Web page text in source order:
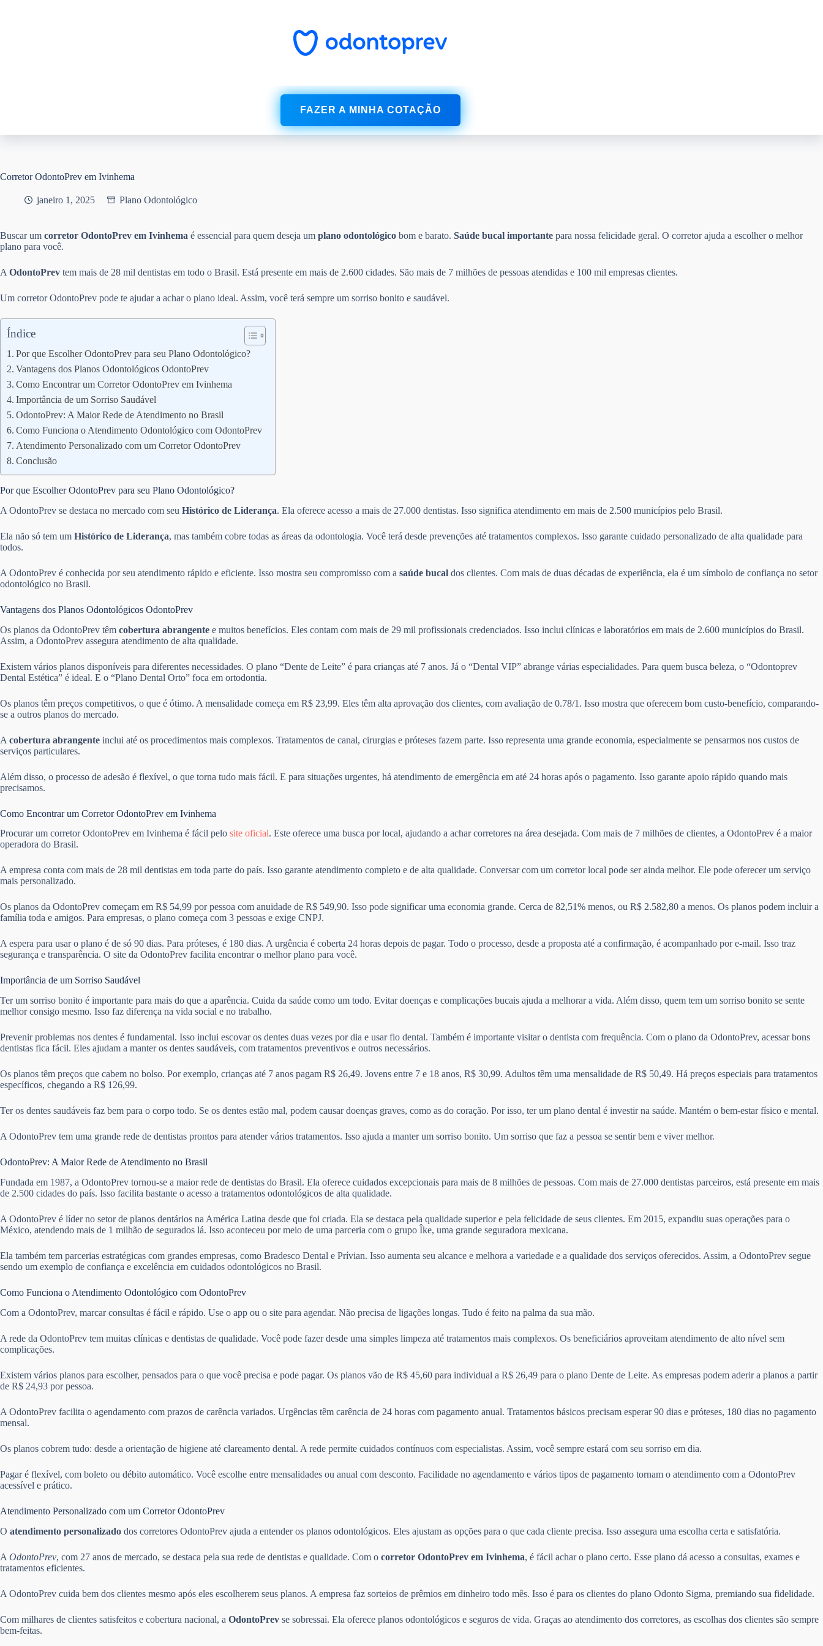
FAZER A MINHA COTAÇÃO
Corretor OdontoPrev em Ivinhema
janeiro 1, 2025 Plano Odontológico
Buscar um corretor OdontoPrev em Ivinhema é essencial para quem deseja um plano odontológico bom e barato. Saúde bucal importante para nossa felicidade geral. O corretor ajuda a escolher o melhor
plano para você.
A OdontoPrev tem mais de 28 mil dentistas em todo o Brasil. Está presente em mais de 2.600 cidades. São mais de 7 milhões de pessoas atendidas e 100 mil empresas clientes.
Um corretor OdontoPrev pode te ajudar a achar o plano ideal. Assim, você terá sempre um sorriso bonito e saudável.
Índice
Por que Escolher OdontoPrev para seu Plano Odontológico?
Vantagens dos Planos Odontológicos OdontoPrev
Como Encontrar um Corretor OdontoPrev em Ivinhema
Importância de um Sorriso Saudável
OdontoPrev: A Maior Rede de Atendimento no Brasil
Como Funciona o Atendimento Odontológico com OdontoPrev
Atendimento Personalizado com um Corretor OdontoPrev
Conclusão
Por que Escolher OdontoPrev para seu Plano Odontológico?
A OdontoPrev se destaca no mercado com seu Histórico de Liderança. Ela oferece acesso a mais de 27.000 dentistas. Isso significa atendimento em mais de 2.500 municípios pelo Brasil.
Ela não só tem um Histórico de Liderança, mas também cobre todas as áreas da odontologia. Você terá desde prevenções até tratamentos complexos. Isso garante cuidado personalizado de alta qualidade para
todos.
A OdontoPrev é conhecida por seu atendimento rápido e eficiente. Isso mostra seu compromisso com a saúde bucal dos clientes. Com mais de duas décadas de experiência, ela é um símbolo de confiança no setor
odontológico no Brasil.
Vantagens dos Planos Odontológicos OdontoPrev
Os planos da OdontoPrev têm cobertura abrangente e muitos benefícios. Eles contam com mais de 29 mil profissionais credenciados. Isso inclui clínicas e laboratórios em mais de 2.600 municípios do Brasil.
Assim, a OdontoPrev assegura atendimento de alta qualidade.
Existem vários planos disponíveis para diferentes necessidades. O plano “Dente de Leite” é para crianças até 7 anos. Já o “Dental VIP” abrange várias especialidades. Para quem busca beleza, o “Odontoprev
Dental Estética” é ideal. E o “Plano Dental Orto” foca em ortodontia.
Os planos têm preços competitivos, o que é ótimo. A mensalidade começa em R$ 23,99. Eles têm alta aprovação dos clientes, com avaliação de 0.78/1. Isso mostra que oferecem bom custo-benefício, comparando-
se a outros planos do mercado.
A cobertura abrangente inclui até os procedimentos mais complexos. Tratamentos de canal, cirurgias e próteses fazem parte. Isso representa uma grande economia, especialmente se pensarmos nos custos de
serviços particulares.
Além disso, o processo de adesão é flexível, o que torna tudo mais fácil. E para situações urgentes, há atendimento de emergência em até 24 horas após o pagamento. Isso garante apoio rápido quando mais
precisamos.
Como Encontrar um Corretor OdontoPrev em Ivinhema
Procurar um corretor OdontoPrev em Ivinhema é fácil pelo site oficial. Este oferece uma busca por local, ajudando a achar corretores na área desejada. Com mais de 7 milhões de clientes, a OdontoPrev é a maior
operadora do Brasil.
A empresa conta com mais de 28 mil dentistas em toda parte do país. Isso garante atendimento completo e de alta qualidade. Conversar com um corretor local pode ser ainda melhor. Ele pode oferecer um serviço
mais personalizado.
Os planos da OdontoPrev começam em R$ 54,99 por pessoa com anuidade de R$ 549,90. Isso pode significar uma economia grande. Cerca de 82,51% menos, ou R$ 2.582,80 a menos. Os planos podem incluir a
família toda e amigos. Para empresas, o plano começa com 3 pessoas e exige CNPJ.
A espera para usar o plano é de só 90 dias. Para próteses, é 180 dias. A urgência é coberta 24 horas depois de pagar. Todo o processo, desde a proposta até a confirmação, é acompanhado por e-mail. Isso traz
segurança e transparência. O site da OdontoPrev facilita encontrar o melhor plano para você.
Importância de um Sorriso Saudável
Ter um sorriso bonito é importante para mais do que a aparência. Cuida da saúde como um todo. Evitar doenças e complicações bucais ajuda a melhorar a vida. Além disso, quem tem um sorriso bonito se sente
melhor consigo mesmo. Isso faz diferença na vida social e no trabalho.
Prevenir problemas nos dentes é fundamental. Isso inclui escovar os dentes duas vezes por dia e usar fio dental. Também é importante visitar o dentista com frequência. Com o plano da OdontoPrev, acessar bons
dentistas fica fácil. Eles ajudam a manter os dentes saudáveis, com tratamentos preventivos e outros necessários.
Os planos têm preços que cabem no bolso. Por exemplo, crianças até 7 anos pagam R$ 26,49. Jovens entre 7 e 18 anos, R$ 30,99. Adultos têm uma mensalidade de R$ 50,49. Há preços especiais para tratamentos
específicos, chegando a R$ 126,99.
Ter os dentes saudáveis faz bem para o corpo todo. Se os dentes estão mal, podem causar doenças graves, como as do coração. Por isso, ter um plano dental é investir na saúde. Mantém o bem-estar físico e mental.
A OdontoPrev tem uma grande rede de dentistas prontos para atender vários tratamentos. Isso ajuda a manter um sorriso bonito. Um sorriso que faz a pessoa se sentir bem e viver melhor.
OdontoPrev: A Maior Rede de Atendimento no Brasil
Fundada em 1987, a OdontoPrev tornou-se a maior rede de dentistas do Brasil. Ela oferece cuidados excepcionais para mais de 8 milhões de pessoas. Com mais de 27.000 dentistas parceiros, está presente em mais
de 2.500 cidades do país. Isso facilita bastante o acesso a tratamentos odontológicos de alta qualidade.
A OdontoPrev é líder no setor de planos dentários na América Latina desde que foi criada. Ela se destaca pela qualidade superior e pela felicidade de seus clientes. Em 2015, expandiu suas operações para o
México, atendendo mais de 1 milhão de segurados lá. Isso aconteceu por meio de uma parceria com o grupo Îke, uma grande seguradora mexicana.
Ela também tem parcerias estratégicas com grandes empresas, como Bradesco Dental e Prívian. Isso aumenta seu alcance e melhora a variedade e a qualidade dos serviços oferecidos. Assim, a OdontoPrev segue
sendo um exemplo de confiança e excelência em cuidados odontológicos no Brasil.
Como Funciona o Atendimento Odontológico com OdontoPrev
Com a OdontoPrev, marcar consultas é fácil e rápido. Use o app ou o site para agendar. Não precisa de ligações longas. Tudo é feito na palma da sua mão.
A rede da OdontoPrev tem muitas clínicas e dentistas de qualidade. Você pode fazer desde uma simples limpeza até tratamentos mais complexos. Os beneficiários aproveitam atendimento de alto nível sem
complicações.
Existem vários planos para escolher, pensados para o que você precisa e pode pagar. Os planos vão de R$ 45,60 para individual a R$ 26,49 para o plano Dente de Leite. As empresas podem aderir a planos a partir
de R$ 24,93 por pessoa.
A OdontoPrev facilita o agendamento com prazos de carência variados. Urgências têm carência de 24 horas com pagamento anual. Tratamentos básicos precisam esperar 90 dias e próteses, 180 dias no pagamento
mensal.
Os planos cobrem tudo: desde a orientação de higiene até clareamento dental. A rede permite cuidados contínuos com especialistas. Assim, você sempre estará com seu sorriso em dia.
Pagar é flexível, com boleto ou débito automático. Você escolhe entre mensalidades ou anual com desconto. Facilidade no agendamento e vários tipos de pagamento tornam o atendimento com a OdontoPrev
acessível e prático.
Atendimento Personalizado com um Corretor OdontoPrev
O atendimento personalizado dos corretores OdontoPrev ajuda a entender os planos odontológicos. Eles ajustam as opções para o que cada cliente precisa. Isso assegura uma escolha certa e satisfatória.
A OdontoPrev, com 27 anos de mercado, se destaca pela sua rede de dentistas e qualidade. Com o corretor OdontoPrev em Ivinhema, é fácil achar o plano certo. Esse plano dá acesso a consultas, exames e
tratamentos eficientes.
A OdontoPrev cuida bem dos clientes mesmo após eles escolherem seus planos. A empresa faz sorteios de prêmios em dinheiro todo mês. Isso é para os clientes do plano Odonto Sigma, premiando sua fidelidade.
Com milhares de clientes satisfeitos e cobertura nacional, a OdontoPrev se sobressai. Ela oferece planos odontológicos e seguros de vida. Graças ao atendimento dos corretores, as escolhas dos clientes são sempre
bem-feitas.